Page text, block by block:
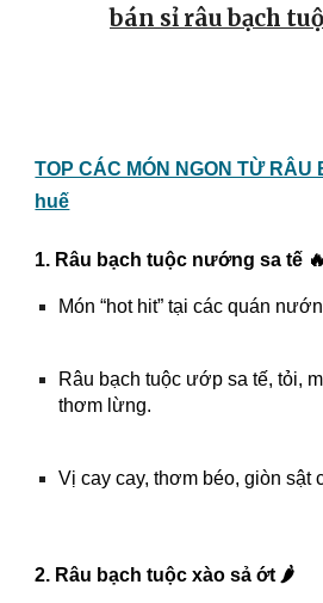
bán sỉ râu bạch
TOP CÁC MÓN NGON TỪ RÂU
huế
1. Râu bạch tuộc nướng sa tế 🔥
Món “hot hit” tại các quán
Râu bạch tuộc ướp sa tế, tỏi,
thơm lừng.
Vị cay cay, thơm béo, giòn sật
2. Râu bạch tuộc xào sả ớt 🌶️